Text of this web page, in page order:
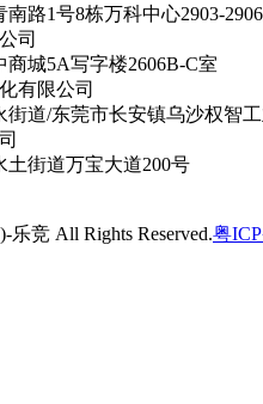
路1号8栋万科中心2903-
司
城5A写字楼2606B-C室
有限公司
道/东莞市长安镇乌沙权智工
街道万宝大道200号
竞 All Rights Reserved.粤